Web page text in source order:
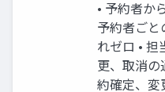
• 予約者か
予約者ご
れゼロ •
更、取消の
約確定、変